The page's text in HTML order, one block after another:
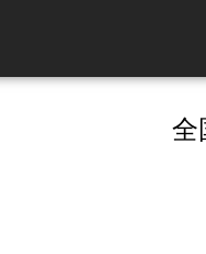
全